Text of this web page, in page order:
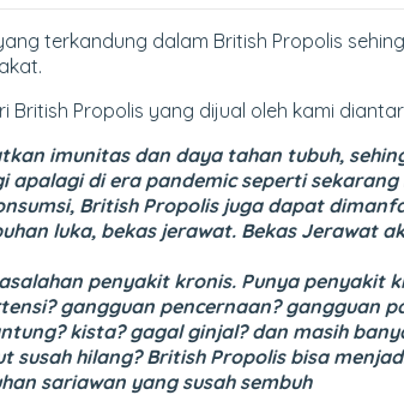
terkandung dalam British Propolis
Propolis yang dijual oleh kami
imunitas dan daya tahan tubuh,
apalagi di era pandemic seperti sekarang
British Propolis juga dapat
luka, bekas jerawat. Bekas Jerawat
penyakit kronis. Punya penyakit
gangguan pencernaan? gangguan
kista? gagal ginjal? dan masih
susah hilang? British Propolis bisa
sariawan yang susah sembuh